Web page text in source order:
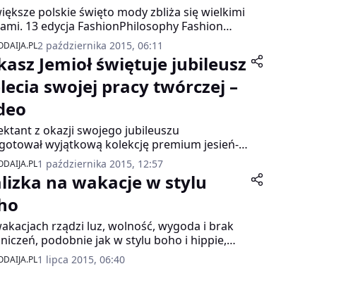
polskie święto mody zbliża się wielkimi
13 edycja FashionPhilosophy Fashion
Poland rozpocznie się 12 i potrwa do 15
br. Pokazy mody i wydarzenia
będą odbywały się w kompleksie
DoubleTree by Hilton oraz w klubie
w Łodzi.
2 października 2015, 06:11
Jemioł świętuje jubileusz
swojej pracy twórczej –
z okazji swojego jubileuszu
wyjątkową kolekcję premium jesień-
16. Znalazły się w niej dobrze skrojone
eleganckie kożuchy, wełniane kardigany
w talii i futrzane etole. Ciepłe i ciężkie
Łukasz Jemioł przełamał błyszczącym i
welurem.
1 października 2015, 12:57
na wakacje w stylu
rządzi luz, wolność, wygoda i brak
podobnie jak w stylu boho i hippie,
królują w wakacyjnym sezonie. Powrót do lat
modzie oznacza szaleństwo barw i bogactwo
1 lipca 2015, 06:40